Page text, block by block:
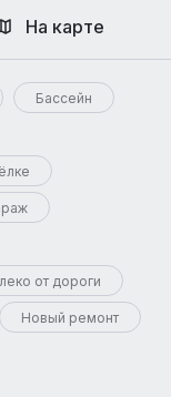
Бассейн
от дороги
Новый ремонт
На карте